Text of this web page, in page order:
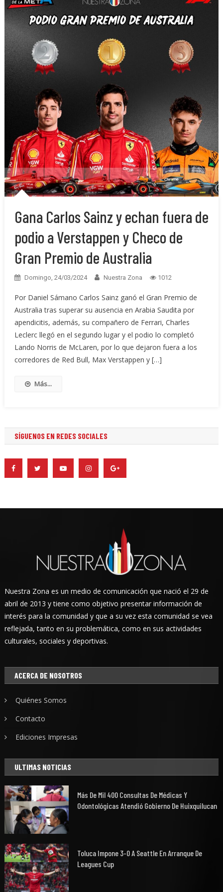
Gana Carlos Sainz y echan fuera de
podio a Verstappen y Checo de
Gran Premio de Australia
Domingo, 24/03/2024 Nuestra Zona 1012
Por Daniel Sámano Carlos Sainz ganó el Gran Premio de
Australia tras superar su ausencia en Arabia Saudita por
apendicitis, además, su compañero de Ferrari, Charles
Leclerc llegó en el segundo lugar y el podio lo completó
Lando Norris de McLaren, por lo que dejaron fuera a los
corredores de Red Bull, Max Verstappen y […]
Más...
SÍGUENOS EN REDES SOCIALES
Nuestra Zona es un medio de comunicación que nació el 29 de
abril de 2013 y tiene como objetivo presentar información de
interés para la comunidad y que a su vez esta comunidad se vea
reflejada, tanto en su problemática, como en sus actividades
culturales, sociales y deportivas.
ACERCA DE NOSOTROS
Quiénes Somos
Contacto
Ediciones Impresas
ULTIMAS NOTICIAS
Más De Mil 400 Consultas De Médicas Y
Odontológicas Atendió Gobierno De Huixquilucan
Toluca Impone 3-0 A Seattle En Arranque De
Leagues Cup